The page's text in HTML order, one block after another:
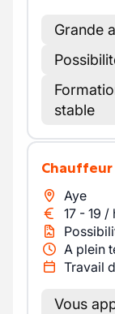
Grande
stable
Aye
17 - 19 /
A plein
Travail
Vous